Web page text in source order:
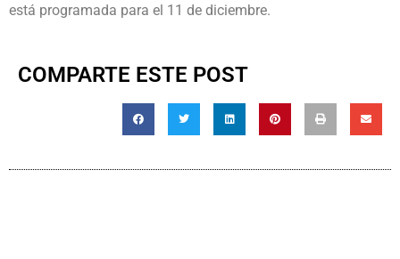
está programada para el 11 de diciembre.
COMPARTE ESTE POST